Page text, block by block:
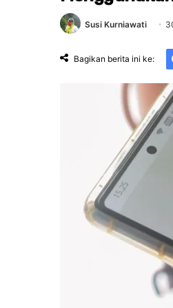
Susi Kurniawati
Bagikan berita ini ke: